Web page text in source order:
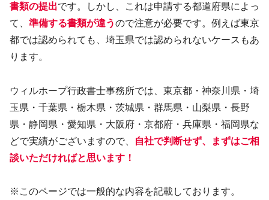
書類の提出です。しかし、これは申請する都道府県によっ
て、 準備する書類が違うので注意が必要です。例えば東京
都では認められても、埼玉県では認められないケースもあ
ります。
ウィルホープ行政書士事務所では、東京都・神奈川県・埼
玉県・千葉県・栃木県・茨城県・群馬県・山梨県・長野
県・静岡県・愛知県・大阪府・京都府・兵庫県・福岡県な
どで実績がございますので、
自社で判断せず、まずはご相
談いただければと思います！
※このページでは一般的な内容を記載しております。